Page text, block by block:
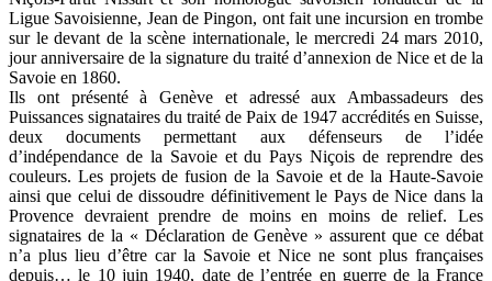
Ligue Savoisienne, Jean de Pingon, ont fait une incursion en trombe
sur le devant de la scène internationale, le mercredi 24 mars 2010,
jour anniversaire de la signature du traité d’annexion de Nice et de la
Savoie en 1860.
Ils ont présenté à Genève et adressé aux Ambassadeurs des
Puissances signataires du traité de Paix de 1947 accrédités en Suisse,
deux documents permettant aux défenseurs de l’idée
d’indépendance de la Savoie et du Pays Niçois de reprendre des
couleurs. Les projets de fusion de la Savoie et de la Haute-Savoie
ainsi que celui de dissoudre définitivement le Pays de Nice dans la
Provence devraient prendre de moins en moins de relief. Les
signataires de la « Déclaration de Genève » assurent que ce débat
n’a plus lieu d’être car la Savoie et Nice ne sont plus françaises
depuis… le 10 juin 1940, date de l’entrée en guerre de la France